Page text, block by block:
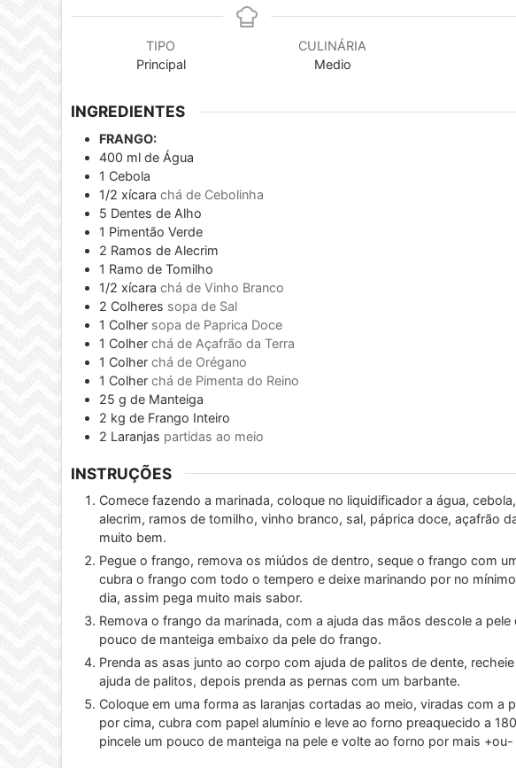
TIPO
Principal
CULINÁRIA
Medio
INGREDIENTES
FRANGO:
400 ml de Água
1 Cebola
1/2 xícara chá de Cebolinha
5 Dentes de Alho
1 Pimentão Verde
2 Ramos de Alecrim
1 Ramo de Tomilho
1/2 xícara chá de Vinho Branco
2 Colheres sopa de Sal
1 Colher sopa de Paprica Doce
1 Colher chá de Açafrão da Terra
1 Colher chá de Orégano
1 Colher chá de Pimenta do Reino
25 g de Manteiga
2 kg de Frango Inteiro
2 Laranjas partidas ao meio
INSTRUÇÕES
Comece fazendo a marinada, coloque no liquidificador a água,
alecrim, ramos de tomilho, vinho branco, sal, páprica doce, açafrão
muito bem.
Pegue o frango, remova os miúdos de dentro, seque o frango com
cubra o frango com todo o tempero e deixe marinando por no
dia, assim pega muito mais sabor.
Remova o frango da marinada, com a ajuda das mãos descole a
pouco de manteiga embaixo da pele do frango.
Prenda as asas junto ao corpo com ajuda de palitos de dente,
ajuda de palitos, depois prenda as pernas com um barbante.
Coloque em uma forma as laranjas cortadas ao meio, viradas com a
por cima, cubra com papel alumínio e leve ao forno preaquecido a
pincele um pouco de manteiga na pele e volte ao forno por mais